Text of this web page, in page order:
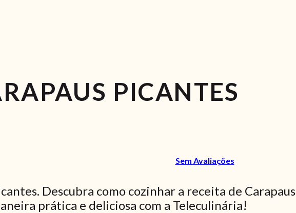
PICANTES
Sem Avaliações
Descubra como cozinhar a receita de Carapaus
prática e deliciosa com a Teleculinária!